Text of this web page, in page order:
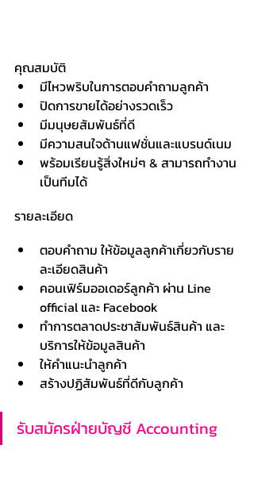
คุณสมบัติ
มีไหวพริบในการตอบคำถามลูกค้า
ปิดการขายได้อย่างรวดเร็ว
มีมนุษยสัมพันธ์ที่ดี
มีความสนใจด้านแฟชั่นและแบรนด์เนม
พร้อมเรียนรู้สิ่งใหม่ๆ & สามารถทํางาน
เป็นทีมได้
รายละเอียด
ตอบคำถาม ให้ข้อมูลลูกค้าเกี่ยวกับราย
ละเอียดสินค้า
คอนเฟิร์มออเดอร์ลูกค้า ผ่าน Line
official และ Facebook
ทำการตลาดประชาสัมพันธ์สินค้า และ
บริการให้ข้อมูลสินค้า
ให้คำแนะนำลูกค้า
สร้างปฏิสัมพันธ์ที่ดีกับลูกค้า
รับสมัครฝ่ายบัญชี Accounting